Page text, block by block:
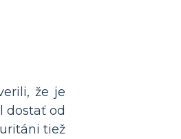
že je
dostať od
tiež